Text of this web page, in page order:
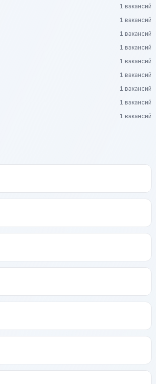
1 вакансий
1 вакансий
1 вакансий
1 вакансий
1 вакансий
1 вакансий
1 вакансий
1 вакансий
1 вакансий